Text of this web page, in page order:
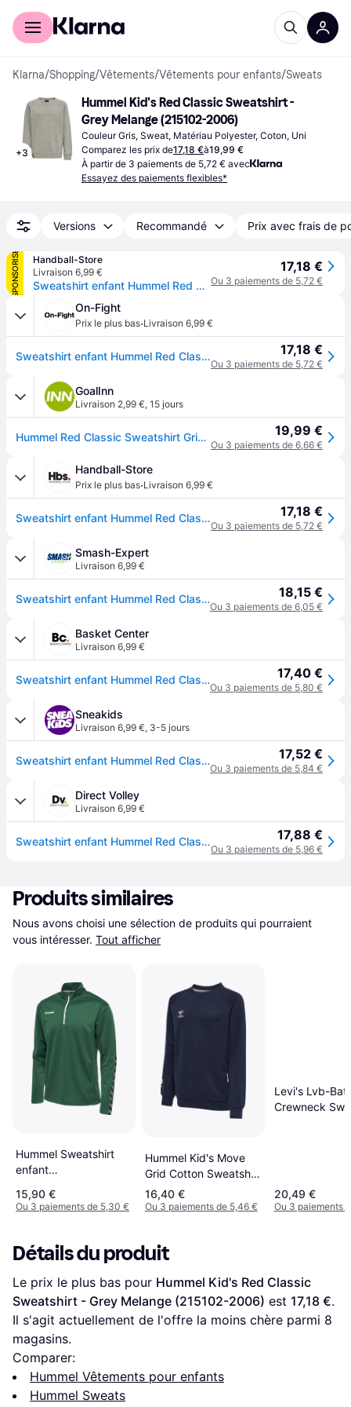
Acheter avec Klarna
Klarna/Shopping/Vêtements/Vêtements pour enfants/Sweats
+3
Hummel Kid's Red Classic Sweatshirt -
Grey Melange (215102-2006)
Couleur Gris, Sweat, Matériau Polyester, Coton, Uni
Comparez les prix de17,18 €à19,99 €
À partir de 3 paiements de 5,72 € avec
Essayez des paiements flexibles*
Versions Recommandé Prix avec frais de
SPONSORISÉ
Handball-Store
Livraison 6,99 €
Sweatshirt enfant Hummel Red Classic - Gris
17,18 €
Ou 3 paiements de 5,72 €
On-Fight
Prix le plus bas·Livraison 6,99 €
Sweatshirt enfant Hummel Red Classic - Gris 17,18 €
Ou 3 paiements de 5,72 €
GoalInn
Livraison 2,99 €, 15 jours
Hummel Red Classic Sweatshirt Gris 164 cm Enfants 19,99 €
Ou 3 paiements de 6,66 €
Handball-Store
Prix le plus bas·Livraison 6,99 €
Sweatshirt enfant Hummel Red Classic - Gris 17,18 €
Ou 3 paiements de 5,72 €
Smash-Expert
Livraison 6,99 €
Sweatshirt enfant Hummel Red Classic - Gris 18,15 €
Ou 3 paiements de 6,05 €
Basket Center
Livraison 6,99 €
Sweatshirt enfant Hummel Red Classic - Gris 17,40 €
Ou 3 paiements de 5,80 €
Sneakids
Livraison 6,99 €, 3-5 jours
Sweatshirt enfant Hummel Red Classic - Gris 17,52 €
Ou 3 paiements de 5,84 €
Direct Volley
Livraison 6,99 €
Sweatshirt enfant Hummel Red Classic - Gris 17,88 €
Ou 3 paiements de 5,96 €
Produits similaires
Nous avons choisi une sélection de produits qui pourraient
vous intéresser. Tout afficher
Hummel Sweatshirt
enfant
15,90 €
Ou 3 paiements de 5,30 €
Hummel Kid's Move
Grid Cotton Sweatshirt
- Marine (214912-
7026)
16,40 €
Ou 3 paiements de 5,46 €
Levi's Lvb-
Crewneck
20,49 €
Ou 3 paiements
Détails du produit
Le prix le plus bas pour Hummel Kid's Red Classic
Sweatshirt - Grey Melange (215102-2006) est 17,18 €.
Il s'agit actuellement de l'offre la moins chère parmi 8
magasins.
Comparer:
Hummel Vêtements pour enfants
Hummel Sweats